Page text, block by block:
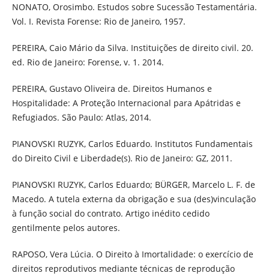
NONATO, Orosimbo. Estudos sobre Sucessão Testamentária.
Vol. I. Revista Forense: Rio de Janeiro, 1957.
PEREIRA, Caio Mário da Silva. Instituições de direito civil. 20.
ed. Rio de Janeiro: Forense, v. 1. 2014.
PEREIRA, Gustavo Oliveira de. Direitos Humanos e
Hospitalidade: A Proteção Internacional para Apátridas e
Refugiados. São Paulo: Atlas, 2014.
PIANOVSKI RUZYK, Carlos Eduardo. Institutos Fundamentais
do Direito Civil e Liberdade(s). Rio de Janeiro: GZ, 2011.
PIANOVSKI RUZYK, Carlos Eduardo; BÜRGER, Marcelo L. F. de
Macedo. A tutela externa da obrigação e sua (des)vinculação
à função social do contrato. Artigo inédito cedido
gentilmente pelos autores.
RAPOSO, Vera Lúcia. O Direito à Imortalidade: o exercício de
direitos reprodutivos mediante técnicas de reprodução